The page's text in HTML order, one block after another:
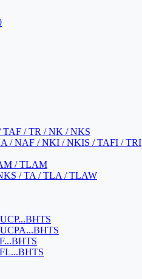
TAF / TR / NK / NKS
/ NAF / NKI / NKIS / TAFI / TRI
/ TLAM
/ TA / TLA / TLAW